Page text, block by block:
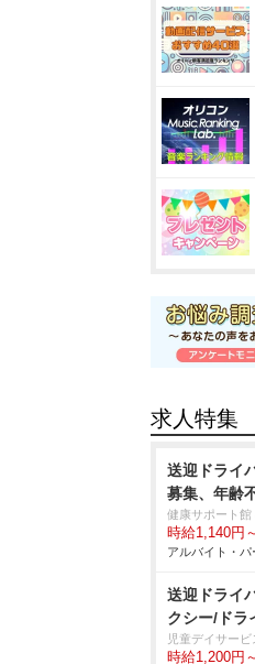
求人特集
送迎ドライ
募集、年齢
健康サポート館
時給1,140円
アルバイト・
送迎ドライ
クシー/ドラ
児童デイサー
時給1,200円